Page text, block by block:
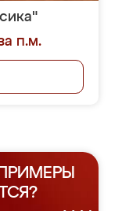
п.м.